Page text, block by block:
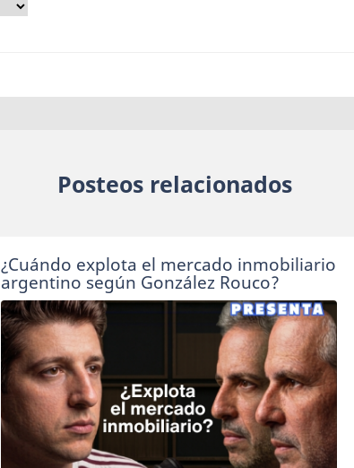
Posteos relacionados
¿Cuándo explota el mercado inmobiliario
argentino según González Rouco?